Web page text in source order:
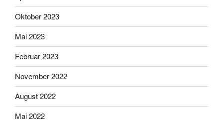
Oktober 2023
Mai 2023
Februar 2023
November 2022
August 2022
Mai 2022